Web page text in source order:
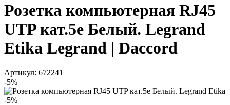
Розетка компьютерная RJ45
UTP кат.5e Белый. Legrand
Etika Legrand | Daccord
Артикул: 672241
-5%
-5%